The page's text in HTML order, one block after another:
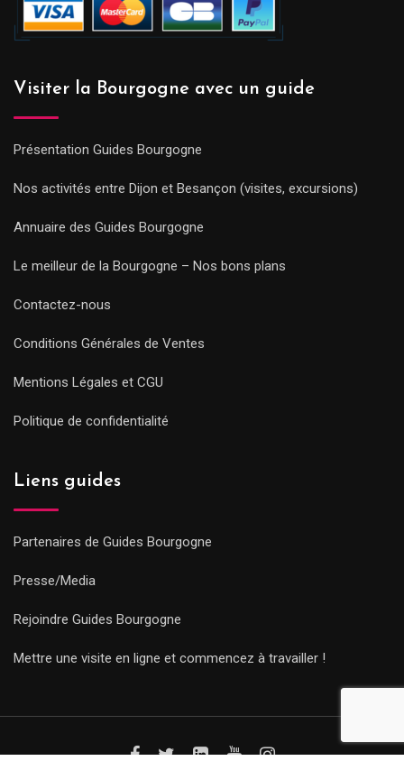
Visiter la Bourgogne avec un guide
Présentation Guides Bourgogne
Nos activités entre Dijon et Besançon (visites, excursions)
Annuaire des Guides Bourgogne
Le meilleur de la Bourgogne – Nos bons plans
Contactez-nous
Conditions Générales de Ventes
Mentions Légales et CGU
Politique de confidentialité
Liens guides
Partenaires de Guides Bourgogne
Presse/Media
Rejoindre Guides Bourgogne
Mettre une visite en ligne et commencez à travailler !